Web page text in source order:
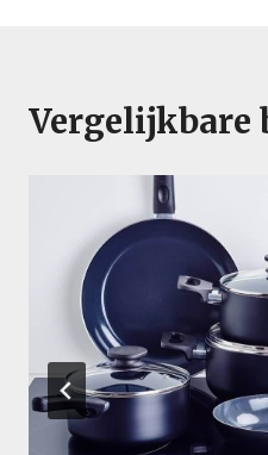
Vergelijkbare